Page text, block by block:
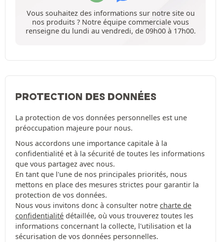
Vous souhaitez des informations sur notre site ou
nos produits ? Notre équipe commerciale vous
renseigne du lundi au vendredi, de 09h00 à 17h00.
PROTECTION DES DONNÉES
La protection de vos données personnelles est une
préoccupation majeure pour nous.
Nous accordons une importance capitale à la
confidentialité et à la sécurité de toutes les informations
que vous partagez avec nous.
En tant que l'une de nos principales priorités, nous
mettons en place des mesures strictes pour garantir la
protection de vos données.
Nous vous invitons donc à consulter notre charte de
confidentialité détaillée, où vous trouverez toutes les
informations concernant la collecte, l'utilisation et la
sécurisation de vos données personnelles.